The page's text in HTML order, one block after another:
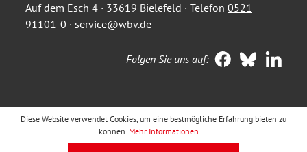
Auf dem Esch 4 · 33619 Bielefeld · Telefon 0521
91101-0 · service@wbv.de
Folgen Sie uns auf:
Diese Website verwendet Cookies, um eine bestmögliche Erfahrung bieten zu
können. Mehr Informationen ...